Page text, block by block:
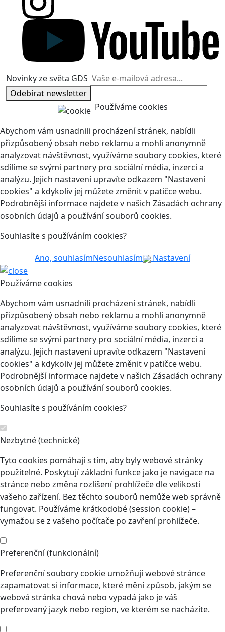
Novinky ze světa GDS
Odebírat newsletter
Používáme cookies
Abychom vám usnadnili procházení stránek, nabídli
přizpůsobený obsah nebo reklamu a mohli anonymně
analyzovat návštěvnost, využíváme soubory cookies, které
sdílíme se svými partnery pro sociální média, inzerci a
analýzu. Jejich nastavení upravíte odkazem "Nastavení
cookies" a kdykoliv jej můžete změnit v patičce webu.
Podrobnější informace najdete v našich Zásadách ochrany
osobních údajů a používání souborů cookies.
Souhlasíte s používáním cookies?
Ano, souhlasímNesouhlasím Nastavení
Používáme cookies
Abychom vám usnadnili procházení stránek, nabídli
přizpůsobený obsah nebo reklamu a mohli anonymně
analyzovat návštěvnost, využíváme soubory cookies, které
sdílíme se svými partnery pro sociální média, inzerci a
analýzu. Jejich nastavení upravíte odkazem "Nastavení
cookies" a kdykoliv jej můžete změnit v patičce webu.
Podrobnější informace najdete v našich Zásadách ochrany
osobních údajů a používání souborů cookies.
Souhlasíte s používáním cookies?
Nezbytné (technické)
Tyto cookies pomáhají s tím, aby byly webové stránky
použitelné. Poskytují základní funkce jako je navigace na
stránce nebo změna rozlišení prohlížeče dle velikosti
vašeho zařízení. Bez těchto souborů nemůže web správně
fungovat. Používáme krátkodobé (session cookie) –
vymažou se z vašeho počítače po zavření prohlížeče.
Preferenční (funkcionální)
Preferenční soubory cookie umožňují webové stránce
zapamatovat si informace, které mění způsob, jakým se
webová stránka chová nebo vypadá jako je váš
preferovaný jazyk nebo region, ve kterém se nacházíte.